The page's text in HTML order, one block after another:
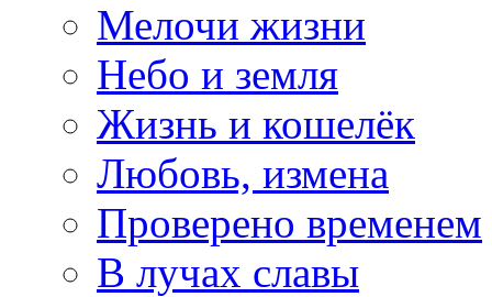
Мелочи жизни
Небо и земля
Жизнь и кошелёк
Любовь, измена
Проверено временем
В лучах славы